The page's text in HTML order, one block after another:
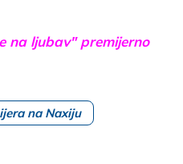
na ljubav" premijerno
na Naxiju